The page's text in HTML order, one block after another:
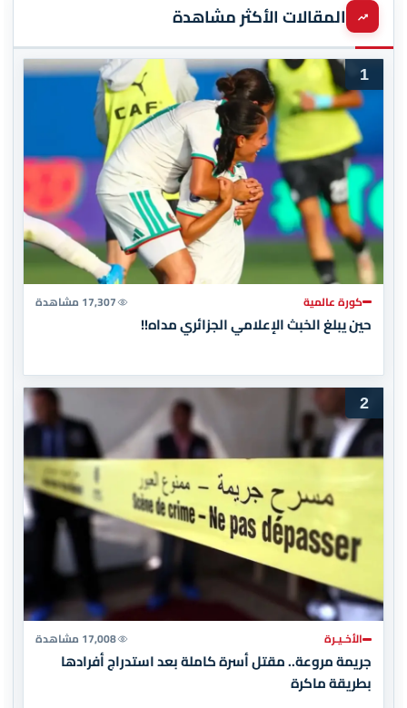
المقالات الأكثر مشاهدة
1
كورة عالمية 17,307 مشاهدة
حين يبلغ الخبث الإعلامي الجزائري مداه!!
2
الأخـيـرة 17,008 مشاهدة
جريمة مروعة.. مقتل أسرة كاملة بعد استدراج أفرادها
بطريقة ماكرة